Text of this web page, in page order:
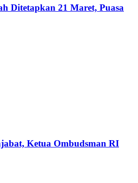
Ditetapkan 21 Maret, Puasa
Ketua Ombudsman RI